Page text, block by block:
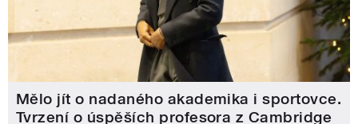
Mělo jít o nadaného akademika i sportovce.
Tvrzení o úspěších profesora z Cambridge